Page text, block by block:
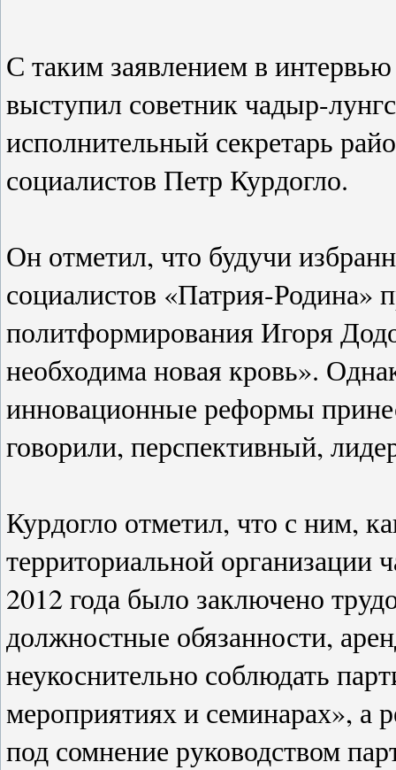
С таким заявлением в
выступил советник чадыр-
исполнительный секретарь
социалистов Петр Курдогло.
Он отметил, что будучи
социалистов «Патрия-Родина»
политформирования Игоря
необходима новая кровь».
инновационные реформы
говорили, перспективный,
Курдогло отметил, что с ним,
территориальной организации
2012 года было заключено
должностные обязанности,
неукоснительно соблюдать
мероприятиях и семинарах», а
под сомнение руководством